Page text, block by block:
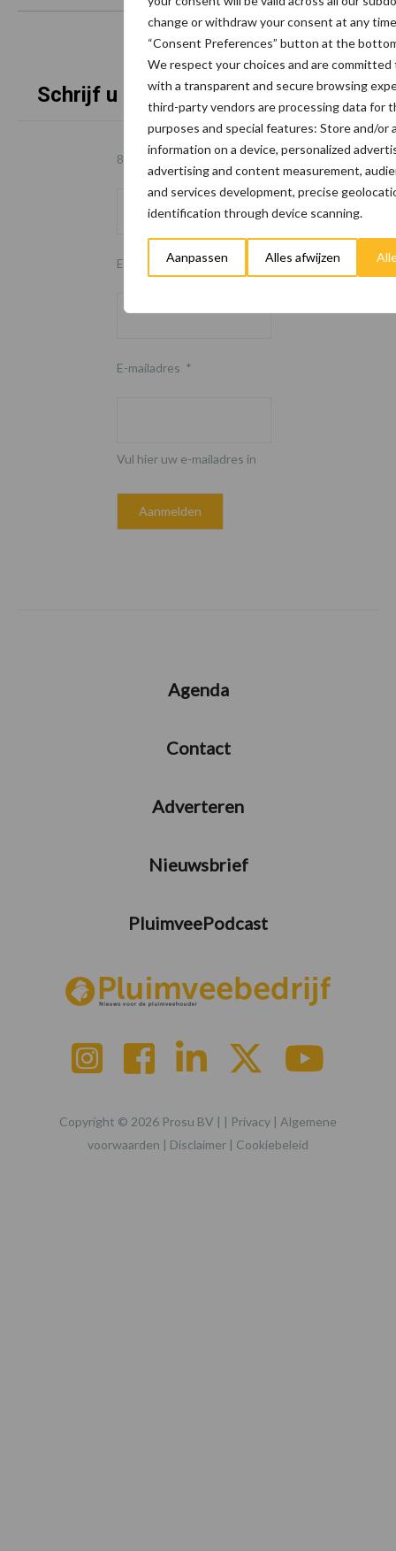
change or withdraw your consent at any
“Consent Preferences” button at the
We respect your choices and are
with a transparent and secure browsing
third-party vendors are processing data for
purposes and special features: Store and/or
information on a device, personalized
advertising and content measurement,
and services development, precise
identification through device scanning.
Aanpassen Alles afwijzen
Schrijf u in voor onze nieuwsbrief
8 + 1 =
Email
E-mailadres *
Vul hier uw e-mailadres in
Agenda
Contact
Adverteren
Nieuwsbrief
PluimveePodcast
Copyright © 2026 Prosu BV | | Privacy | Algemene
voorwaarden | Disclaimer | Cookiebeleid